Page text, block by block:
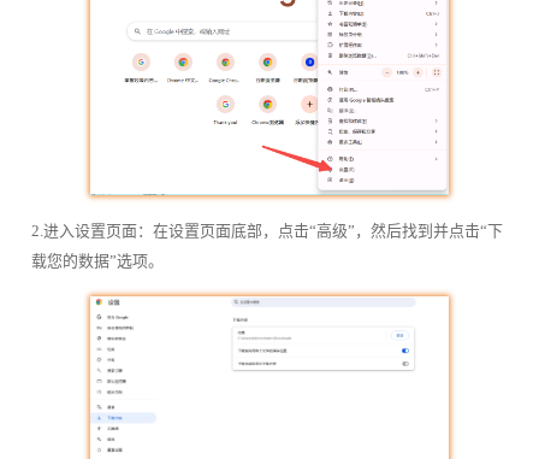
2.进入设置页面：在设置页面底部，点击“高级”，然后找到并点击“下
载您的数据”选项。